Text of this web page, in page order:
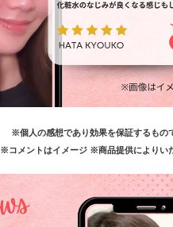
※個人の感想であり効果を保証するもの
※コメントはイメージ ※商品提供によりい